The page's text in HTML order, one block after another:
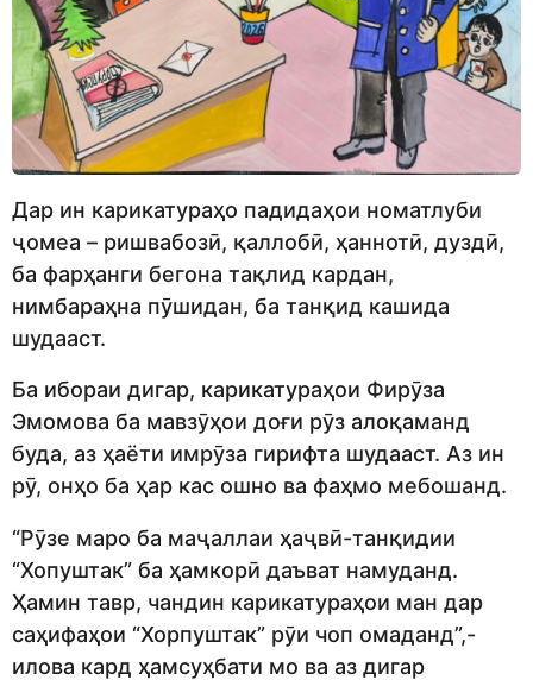
Дар ин карикатураҳо падидаҳои номатлуби
ҷомеа – ришвабозӣ, қаллобӣ, ҳаннотӣ, дуздӣ,
ба фарҳанги бегона тақлид кардан,
нимбараҳна пӯшидан, ба танқид кашида
шудааст.
Ба ибораи дигар, карикатураҳои Фирӯза
Эмомова ба мавзӯҳои доғи рӯз алоқаманд
буда, аз ҳаёти имрӯза гирифта шудааст. Аз ин
рӯ, онҳо ба ҳар кас ошно ва фаҳмо мебошанд.
“Рӯзе маро ба маҷаллаи ҳаҷвӣ-танқидии
“Хопуштак” ба ҳамкорӣ даъват намуданд.
Ҳамин тавр, чандин карикатураҳои ман дар
саҳифаҳои “Хорпуштак” рӯи чоп омаданд”,-
илова кард ҳамсуҳбати мо ва аз дигар